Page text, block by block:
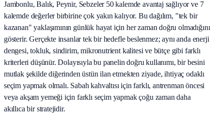
Jambonlu, Balık, Peynir, Sebzeler 50 kalemde avantaj sağlıyor ve 7
kalemde değerler birbirine çok yakın kalıyor. Bu dağılım, "tek bir
kazanan" yaklaşımının günlük hayat için her zaman doğru olmadığını
gösterir. Gerçekte insanlar tek bir hedefle beslenmez; aynı anda enerji
dengesi, tokluk, sindirim, mikronutrient kalitesi ve bütçe gibi farklı
kriterleri düşünür. Dolayısıyla bu panelin doğru kullanımı, bir besini
mutlak şekilde diğerinden üstün ilan etmekten ziyade, ihtiyaç odaklı
seçim yapmak olmalı. Sabah kahvaltısı için farklı, antrenman öncesi
veya akşam yemeği için farklı seçim yapmak çoğu zaman daha
akıllıca bir stratejidir.